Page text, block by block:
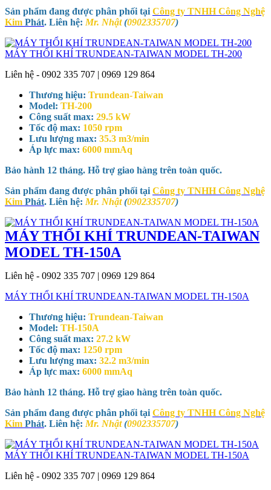
Sản phẩm đang được phân phối tại Công ty TNHH Công Nghệ
Kim Phát. Liên hệ: Mr. Nhật(0902335707)
MÁY THỔI KHÍ TRUNDEAN-TAIWAN MODEL TH-200
Liên hệ - 0902 335 707 | 0969 129 864
Thương hiệu: Trundean-Taiwan
Model: TH-200
Công suất max: 29.5 kW
Tốc độ max: 1050 rpm
Lưu lượng max: 35.3 m3/min
Áp lực max: 6000 mmAq
Bảo hành 12 tháng. Hỗ trợ giao hàng trên toàn quốc.
Sản phẩm đang được phân phối tại Công ty TNHH Công Nghệ
Kim Phát. Liên hệ: Mr. Nhật(0902335707)
MÁY THỔI KHÍ TRUNDEAN-TAIWAN
MODEL TH-150A
Liên hệ - 0902 335 707 | 0969 129 864
MÁY THỔI KHÍ TRUNDEAN-TAIWAN MODEL TH-150A
Thương hiệu: Trundean-Taiwan
Model: TH-150A
Công suất max: 27.2 kW
Tốc độ max: 1250 rpm
Lưu lượng max: 32.2 m3/min
Áp lực max: 6000 mmAq
Bảo hành 12 tháng. Hỗ trợ giao hàng trên toàn quốc.
Sản phẩm đang được phân phối tại Công ty TNHH Công Nghệ
Kim Phát. Liên hệ: Mr. Nhật(0902335707)
MÁY THỔI KHÍ TRUNDEAN-TAIWAN MODEL TH-150A
Liên hệ - 0902 335 707 | 0969 129 864